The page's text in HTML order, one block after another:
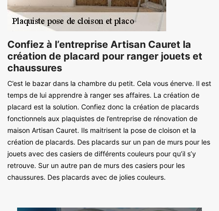
Confiez à l’entreprise Artisan Cauret la
création de placard pour ranger jouets et
chaussures
C’est le bazar dans la chambre du petit. Cela vous énerve. Il est
temps de lui apprendre à ranger ses affaires. La création de
placard est la solution. Confiez donc la création de placards
fonctionnels aux plaquistes de l’entreprise de rénovation de
maison Artisan Cauret. Ils maitrisent la pose de cloison et la
création de placards. Des placards sur un pan de murs pour les
jouets avec des casiers de différents couleurs pour qu’il s’y
retrouve. Sur un autre pan de murs des casiers pour les
chaussures. Des placards avec de jolies couleurs.